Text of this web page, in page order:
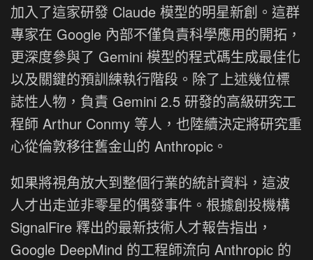
加入了這家研發 Claude 模型的明星新創。這群
專家在 Google 內部不僅負責科學應用的開拓，
更深度參與了 Gemini 模型的程式碼生成最佳化
以及關鍵的預訓練執行階段。除了上述幾位標
誌性人物，負責 Gemini 2.5 研發的高級研究工
程師 Arthur Conmy 等人，也陸續決定將研究重
心從倫敦移往舊金山的 Anthropic。
如果將視角放大到整個行業的統計資料，這波
人才出走並非零星的偶發事件。根據創投機構
SignalFire 釋出的最新技術人才報告指出，
Google DeepMind 的工程師流向 Anthropic 的